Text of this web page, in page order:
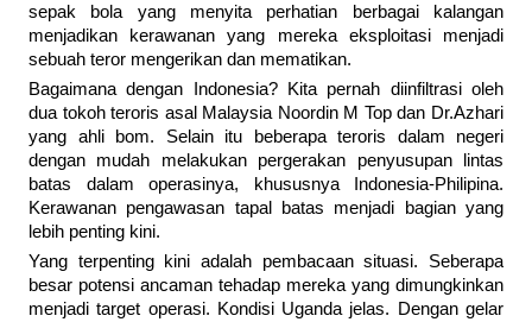
sepak bola yang menyita perhatian berbagai kalangan
menjadikan kerawanan yang mereka eksploitasi menjadi
sebuah teror mengerikan dan mematikan.
Bagaimana dengan Indonesia? Kita pernah diinfiltrasi oleh
dua tokoh teroris asal Malaysia Noordin M Top dan Dr.Azhari
yang ahli bom. Selain itu beberapa teroris dalam negeri
dengan mudah melakukan pergerakan penyusupan lintas
batas dalam operasinya, khususnya Indonesia-Philipina.
Kerawanan pengawasan tapal batas menjadi bagian yang
lebih penting kini.
Yang terpenting kini adalah pembacaan situasi. Seberapa
besar potensi ancaman tehadap mereka yang dimungkinkan
menjadi target operasi. Kondisi Uganda jelas. Dengan gelar